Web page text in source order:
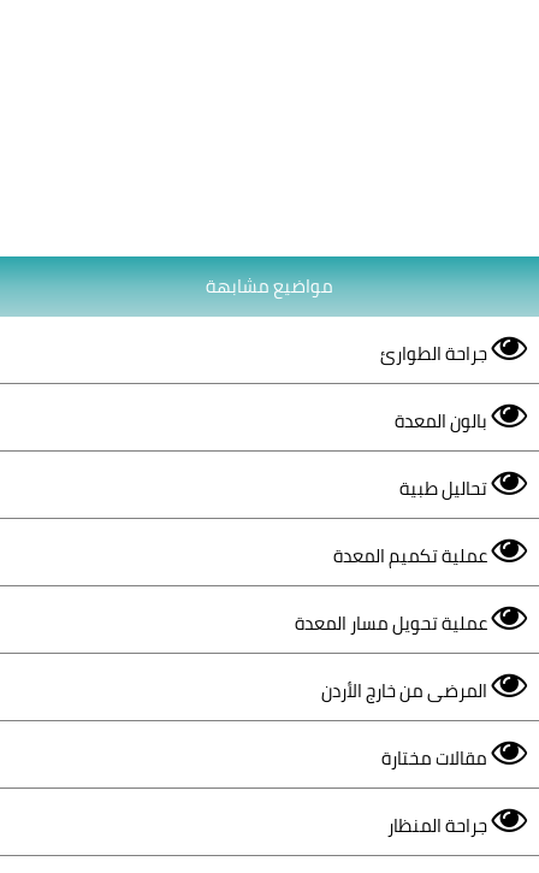
مواضيع مشابهة
جراحة الطوارئ
بالون المعدة
تحاليل طبية
عملية تكميم المعدة
عملية تحويل مسار المعدة
المرضى من خارج الأردن
مقالات مختارة
جراحة المنظار